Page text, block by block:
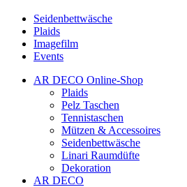
Seidenbettwäsche
Plaids
Imagefilm
Events
AR DECO Online-Shop
Plaids
Pelz Taschen
Tennistaschen
Mützen & Accessoires
Seidenbettwäsche
Linari Raumdüfte
Dekoration
AR DECO